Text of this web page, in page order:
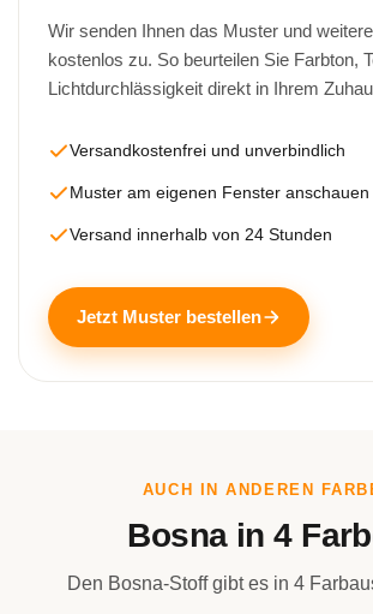
Wir senden Ihnen das Muster und
kostenlos zu. So beurteilen Sie Farbton,
Lichtdurchlässigkeit direkt in Ihrem
Versandkostenfrei und unverbindlich
Muster am eigenen Fenster anschauen
Versand innerhalb von 24 Stunden
Jetzt Muster bestellen
AUCH IN ANDEREN
Bosna in 4
Den Bosna-Stoff gibt es in 4